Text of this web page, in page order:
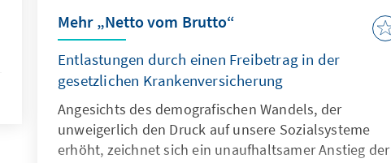
Mehr „Netto vom Brutto“
Entlastungen durch einen Freibetrag in der
gesetzlichen Krankenversicherung
Angesichts des demografischen Wandels, der
unweigerlich den Druck auf unsere Sozialsysteme
erhöht, zeichnet sich ein unaufhaltsamer Anstieg der